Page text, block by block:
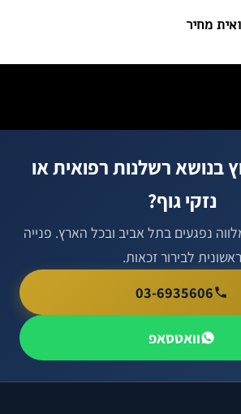
מחיר
בנושא רשלנות רפואית או
נזקי גוף?
נפגעים בתל אביב ובכל הארץ. פנייה
ראשונית לבירור זכאות.
03-6935606
וואטסאפ